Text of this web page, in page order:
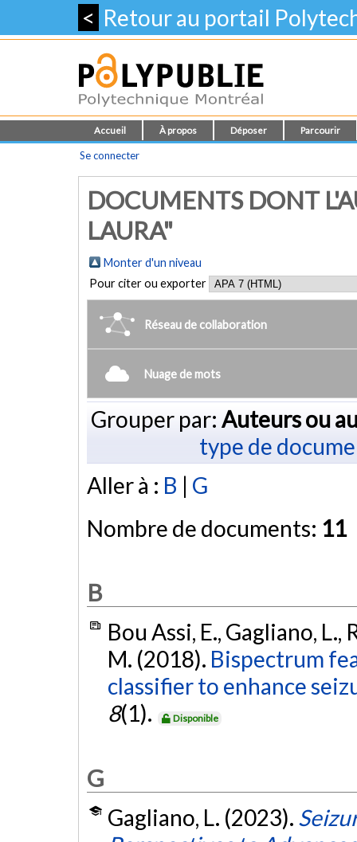
< Retour au portail
Accueil À propos Déposer Parcourir
Se connecter
DOCUMENTS DONT
LAURA"
Monter d'un niveau
Pour citer ou exporter
Réseau de collaboration
Nuage de mots
Grouper par: Auteurs ou
type de
Aller à : B | G
Nombre de documents: 11
B
Bou Assi, E., Gagliano, L.,
M. (2018). Bispectrum
classifier to enhance
8(1). Disponible
G
Gagliano, L. (2023).